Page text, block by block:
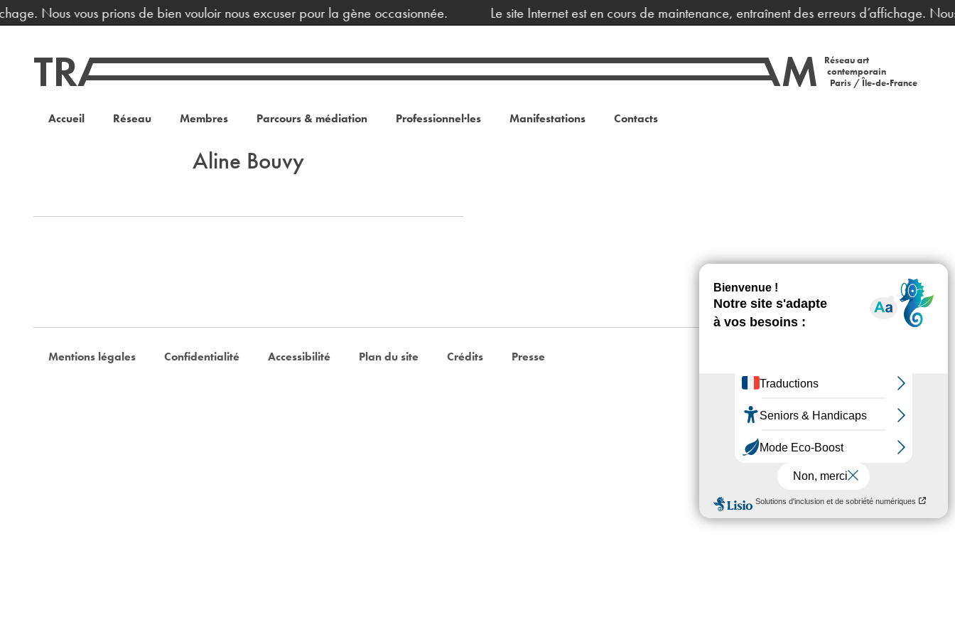
Nous vous prions de bien vouloir nous excuser pour la gène occasionnée. Le site Internet est en cours de maintenance, entraînent des erreurs d’affichage.
Réseau art
contemporain
Paris / Île-de-France
Accueil Réseau Membres Parcours & médiation Professionnel·les Manifestations Contacts
Aline Bouvy
Mentions légales Confidentialité Accessibilité Plan du site Crédits Presse